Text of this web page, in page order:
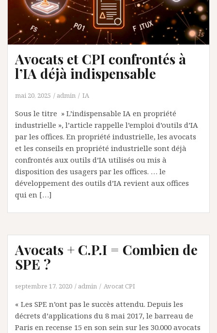
Avocats et CPI confrontés à
l’IA déjà indispensable
mai 20, 2025 admin IA
Sous le titre » L’indispensable IA en propriété
industrielle », l’article rappelle l’emploi d’outils d’IA
par les offices. En propriété industrielle, les avocats
et les conseils en propriété industrielle sont déjà
confrontés aux outils d’IA utilisés ou mis à
disposition des usagers par les offices. … le
développement des outils d’IA revient aux offices
qui en […]
Avocats + C.P.I = Combien de
SPE ?
septembre 17, 2020 admin Avocat CPI
« Les SPE n’ont pas le succès attendu. Depuis les
décrets d’applications du 8 mai 2017, le barreau de
Paris en recense 15 en son sein sur les 30.000 avocats